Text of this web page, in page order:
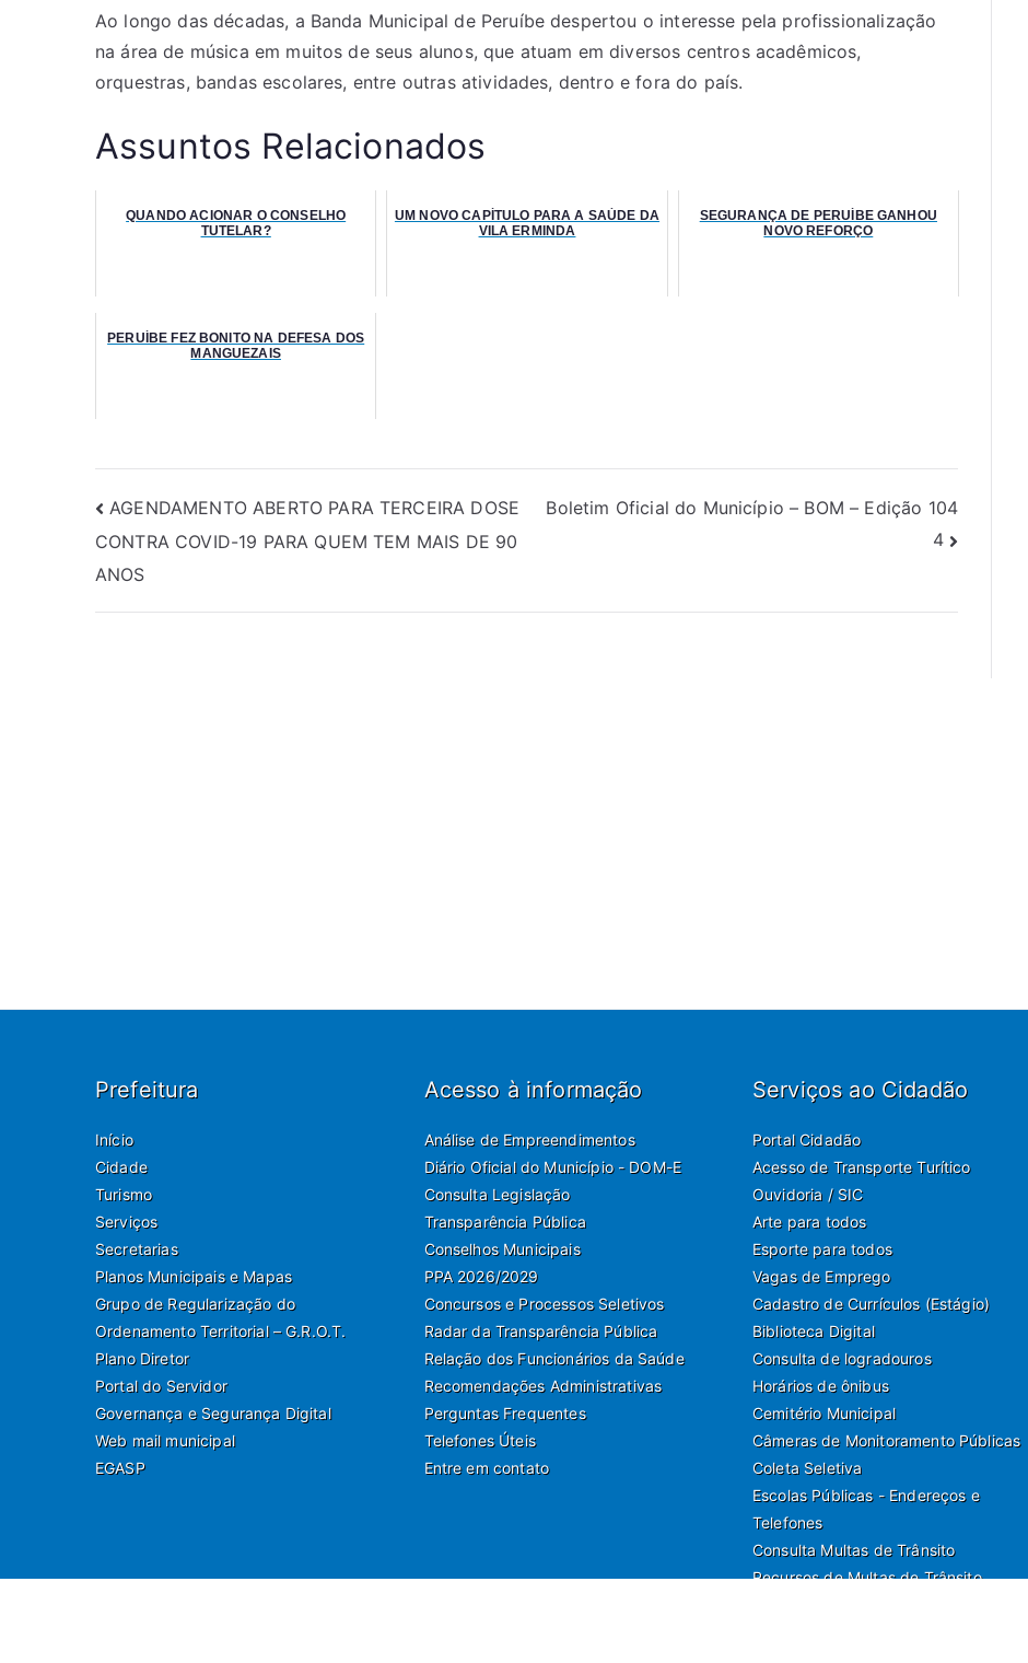
Ao longo das décadas, a Banda Municipal de Peruíbe despertou o interesse pela profissionalização
na área de música em muitos de seus alunos, que atuam em diversos centros acadêmicos,
orquestras, bandas escolares, entre outras atividades, dentro e fora do país.
Assuntos Relacionados
QUANDO ACIONAR O CONSELHO
TUTELAR?
UM NOVO CAPÍTULO PARA A SAÚDE DA
VILA ERMINDA
SEGURANÇA DE PERUÍBE GANHOU
NOVO REFORÇO
PERUÍBE FEZ BONITO NA DEFESA DOS
MANGUEZAIS
AGENDAMENTO ABERTO PARA TERCEIRA DOSE
CONTRA COVID-19 PARA QUEM TEM MAIS DE 90
ANOS
Boletim Oficial do Município – BOM – Edição 104
4
Prefeitura
Início
Cidade
Turismo
Serviços
Secretarias
Planos Municipais e Mapas
Grupo de Regularização do
Ordenamento Territorial – G.R.O.T.
Plano Diretor
Portal do Servidor
Governança e Segurança Digital
Web mail municipal
EGASP
Acesso à informação
Análise de Empreendimentos
Diário Oficial do Município - DOM-E
Consulta Legislação
Transparência Pública
Conselhos Municipais
PPA 2026/2029
Concursos e Processos Seletivos
Radar da Transparência Pública
Relação dos Funcionários da Saúde
Recomendações Administrativas
Perguntas Frequentes
Telefones Úteis
Entre em contato
Serviços ao Cidadão
Portal Cidadão
Acesso de Transporte Turítico
Ouvidoria / SIC
Arte para todos
Esporte para todos
Vagas de Emprego
Cadastro de Currículos (Estágio)
Biblioteca Digital
Consulta de logradouros
Horários de ônibus
Cemitério Municipal
Câmeras de Monitoramento Públicas
Coleta Seletiva
Escolas Públicas - Endereços e
Telefones
Consulta Multas de Trânsito
Recursos de Multas de Trânsito